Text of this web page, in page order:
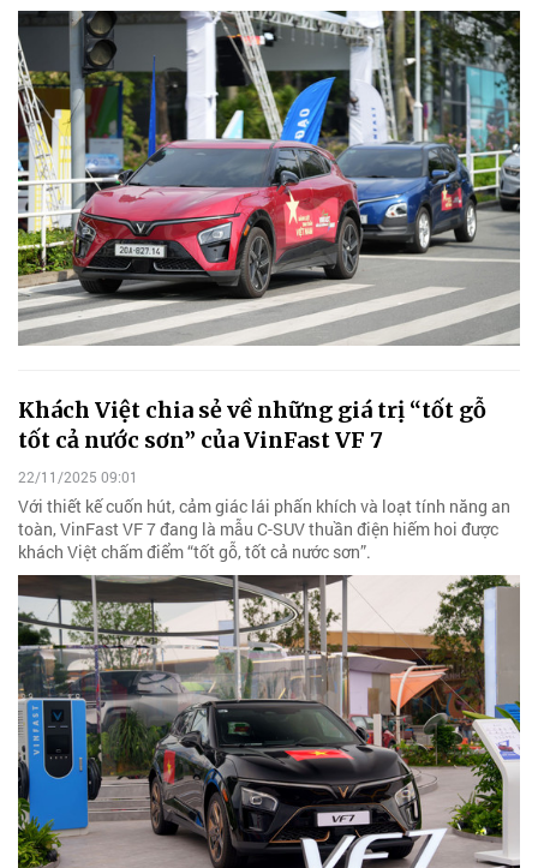
Khách Việt chia sẻ về những giá trị “tốt gỗ
tốt cả nước sơn” của VinFast VF 7
22/11/2025 09:01
Với thiết kế cuốn hút, cảm giác lái phấn khích và loạt tính năng an
toàn, VinFast VF 7 đang là mẫu C-SUV thuần điện hiếm hoi được
khách Việt chấm điểm “tốt gỗ, tốt cả nước sơn”.